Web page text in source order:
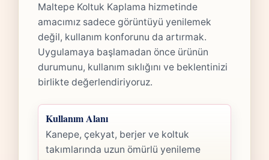
Maltepe Koltuk Kaplama hizmetinde
amacımız sadece görüntüyü yenilemek
değil, kullanım konforunu da artırmak.
Uygulamaya başlamadan önce ürünün
durumunu, kullanım sıklığını ve beklentinizi
birlikte değerlendiriyoruz.
Kullanım Alanı
Kanepe, çekyat, berjer ve koltuk
takımlarında uzun ömürlü yenileme